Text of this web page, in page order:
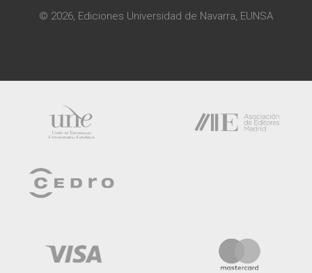
© 2026, Ediciones Universidad de Navarra, EUNSA